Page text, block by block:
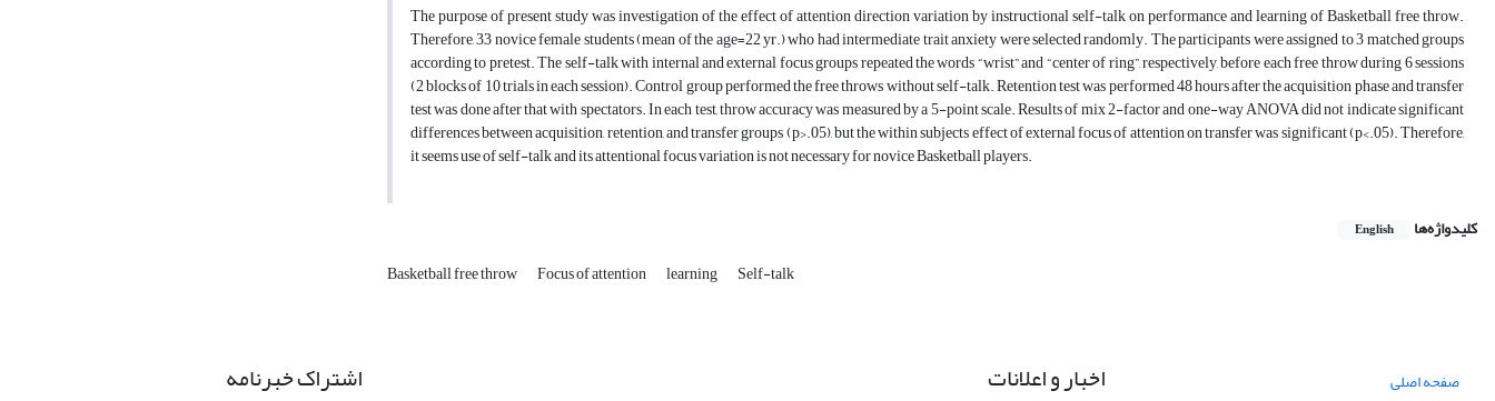
The purpose of present study was investigation of the effect of attention direction variation by instructional self-talk on performance and learning of Basketball free throw.
Therefore, 33 novice female students (mean of the age=22 yr.) who had intermediate trait anxiety were selected randomly. The participants were assigned to 3 matched groups
according to pretest. The self-talk with internal and external focus groups repeated the words “wrist” and “center of ring”, respectively, before each free throw during 6 sessions
(2 blocks of 10 trials in each session). Control group performed the free throws without self-talk. Retention test was performed 48 hours after the acquisition phase and transfer
test was done after that with spectators. In each test, throw accuracy was measured by a 5-point scale. Results of mix 2-factor and one-way ANOVA did not indicate significant
differences between acquisition, retention, and transfer groups (p>.05), but the within subjects effect of external focus of attention on transfer was significant (p<.05). Therefore,
it seems use of self-talk and its attentional focus variation is not necessary for novice Basketball players.
کلیدواژه‌ها English
Basketball free throw Focus of attention learning Self-talk
صفحه اصلی
اخبار و اعلانات اشتراک خبرنامه